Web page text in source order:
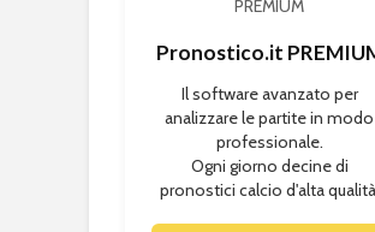
Pronostico.it
Il software avanzato per
analizzare le partite in modo
professionale.
Ogni giorno decine di
pronostici calcio d'alta